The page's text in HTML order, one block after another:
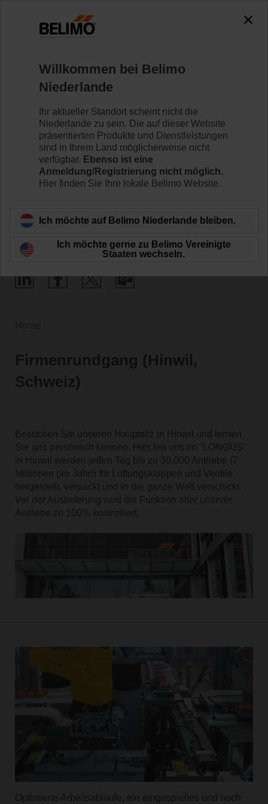
Besuchen Sie
Belimo
Firmenrundgang (Hinwil,
Schweiz)
Besuchen Sie unseren Hauptsitz in Hinwil und lernen
Sie uns persönlich kennen. Hier bei uns im "LONGUS"
in Hinwil werden jeden Tag bis zu 30.000 Antriebe (7
Millionen pro Jahr!) für Lüftungsklappen und Ventile
hergestellt, verpackt und in die ganze Welt verschickt.
Vor der Auslieferung wird die Funktion aller unserer
Antriebe zu 100% kontrolliert.
Optimierte Arbeitsabläufe, ein eingespieltes und hoch
Willkommen bei Belimo
Niederlande
Ihr aktueller Standort scheint nicht die
Niederlande zu sein. Die auf dieser Website
präsentierten Produkte und Dienstleistungen
sind in Ihrem Land möglicherweise nicht
verfügbar. Ebenso ist eine
Anmeldung/Registrierung nicht möglich.
Hier finden Sie Ihre lokale Belimo Website.
Ich möchte auf Belimo Niederlande bleiben.
Ich möchte gerne zu Belimo Vereinigte
Staaten wechseln.